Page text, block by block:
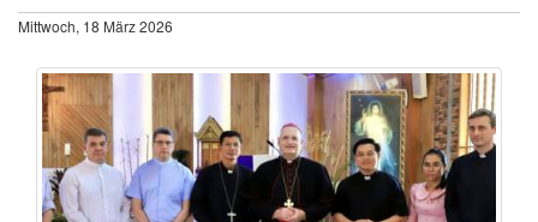
Mittwoch, 18 März 2026